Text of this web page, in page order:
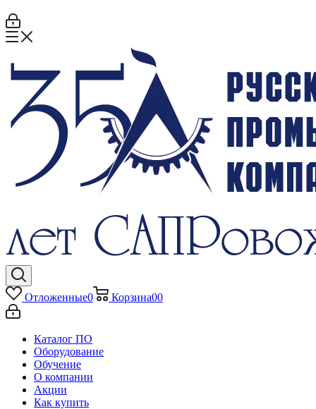
Отложенные0 Корзина00
Каталог ПО
Оборудование
Обучение
О компании
Акции
Как купить